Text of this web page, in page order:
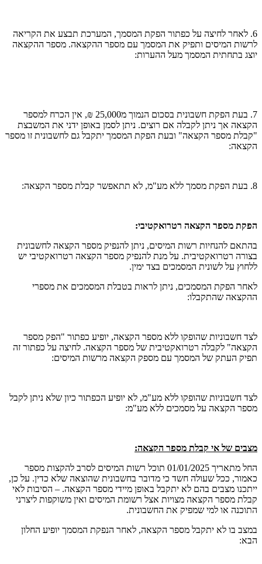
6. לאחר לחיצה על כפתור הפקת המסמך, המערכת תבצע את הקריאה
לרשות המיסים ותפיק את המסמך עם מספר ההקצאה. מספר ההקצאה
יוצג בתחתית המסמך מעל ההערות:
7. בעת הפקת חשבונית בסכום הנמוך מ25,000 ₪, אין הכרח למספר
הקצאה אך ניתן לקבלה אם רוצים. ניתן לסמן באופן ידני את המשבצת
"קבלת מספר הקצאה" ובעת הפקת המסמך יתקבל גם לחשבונית זו מספר
הקצאה:
8. בעת הפקת מסמך ללא מע"מ, לא תתאפשר קבלת מספר הקצאה:
הפקת מספר הקצאה רטרואקטיבי:
בהתאם להנחיות רשות המיסים, ניתן להנפיק מספר הקצאה לחשבונית
בצורה רטרואקטיבית. על מנת להנפיק מספר הקצאה רטרואקטיבי יש
ללחוץ על לשונית המסמכים בצד ימין.
לאחר הפקת המסמכים, ניתן לראות בטבלת המסמכים את מספרי
ההקצאה שהתקבלו:
לצד חשבוניות שהופקו ללא מספר הקצאה, יופיע כפתור "הפק מספר
הקצאה" לקבלה רטרואקטיבית של מספר הקצאה. לחיצה על כפתור זה
תפיק העתק של המסמך עם מספק הקצאה מרשות המיסים:
לצד חשבוניות שהופקו ללא מע"מ, לא יופיע הכפתור כיון שלא ניתן לקבל
מספר הקצאה על מסמכים ללא מע"מ:
מצבים של אי קבלת מספר הקצאה:
החל מתאריך 01/01/2025 תוכל רשות המיסים לסרב להקצות מספר
כאמור, ככל שעולה חשד כי מדובר בחשבונית שהוצאה שלא כדין. על כן,
ייתכנו מצבים בהם לא יתקבל באופן מיידי מספר הקצאה. – הסיבות לאי
קבלת מספר הקצאה מצויות אצל רשומת המיסים ואין משוקפות ליצרני
התוכנה או למי שמפיק את החשבונית.
במצב בו לא יתקבל מספר הקצאה, לאחר הנפקת המסמך יופיע החלון
הבא: